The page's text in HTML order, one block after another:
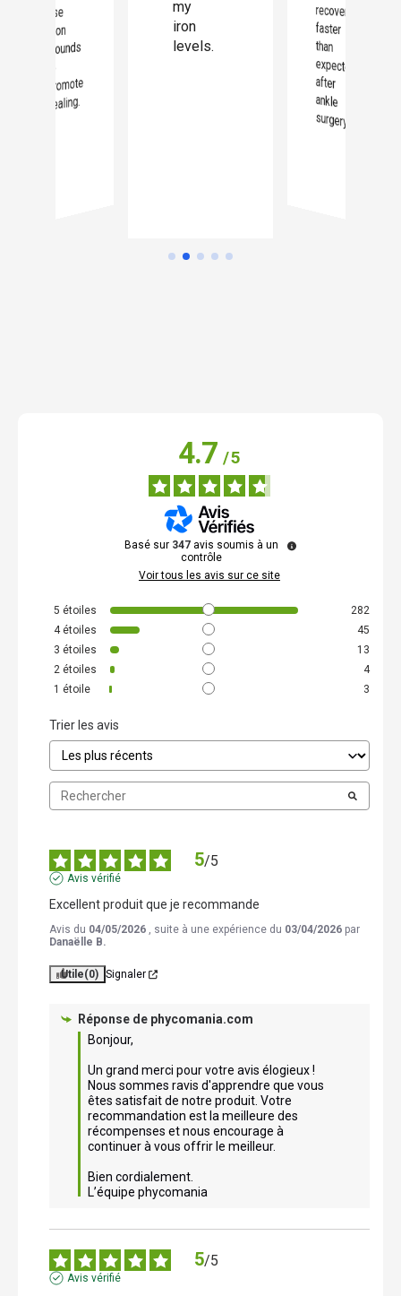
use
it on
wounds
promote
healing.
my
iron
levels.
faster
than
surgery."
4.7/5
Basé sur 347 avis soumis à un
contrôle
Voir tous les avis sur ce site
5 étoiles
282
4 étoiles
45
3 étoiles
13
2 étoiles
4
1 étoile 3
Trier les avis
5/5
Avis vérifié
Excellent produit que je recommande
Avis du 04/05/2026 , suite à une expérience du 03/04/2026 par
Danaëlle B.
Utile(0) Signaler
Réponse de phycomania.com
Bonjour,
Un grand merci pour votre avis élogieux !
Nous sommes ravis d'apprendre que vous
êtes satisfait de notre produit. Votre
recommandation est la meilleure des
récompenses et nous encourage à
continuer à vous offrir le meilleur.
Bien cordialement.
L’équipe phycomania
5/5
Avis vérifié